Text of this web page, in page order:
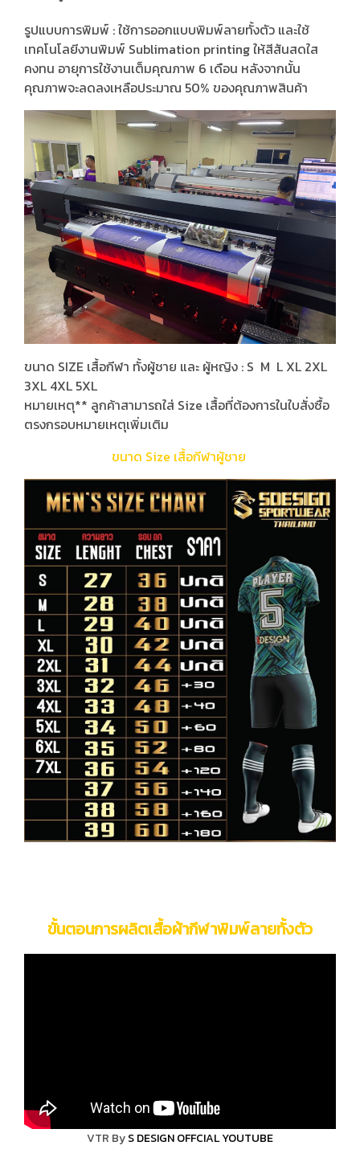
รูปแบบการพิมพ์ : ใช้การออกแบบพิมพ์ลายทั้งตัว และใช้
เทคโนโลยีงานพิมพ์ Sublimation printing ให้สีสันสดใส
คงทน อายุการใช้งานเต็มคุณภาพ 6 เดือน หลังจากนั้น
คุณภาพจะลดลงเหลือประมาณ 50% ของคุณภาพสินค้า
ขนาด SIZE เสื้อกีฬา ทั้งผู้ชาย และ ผู้หญิง : S M L XL 2XL
3XL 4XL 5XL
หมายเหตุ** ลูกค้าสามารถใส่ Size เสื้อที่ต้องการในใบสั่งซื้อ
ตรงกรอบหมายเหตุเพิ่มเติม
ขนาด Size เสื้อกีฬาผู้ชาย
ขั้นตอนการผลิตเสื้อผ้ากีฬาพิมพ์ลายทั้งตัว
VTR ByS DESIGN OFFCIAL YOUTUBE